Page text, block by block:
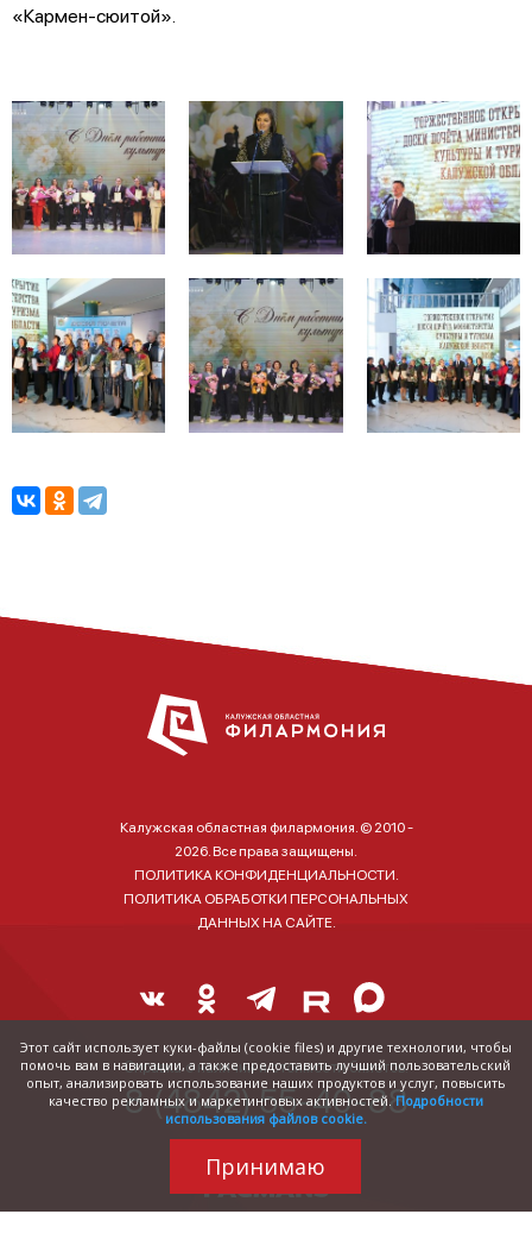
«Кармен-сюитой».
Калужская областная филармония. © 2010 -
2026. Все права защищены.
ПОЛИТИКА КОНФИДЕНЦИАЛЬНОСТИ.
ПОЛИТИКА ОБРАБОТКИ ПЕРСОНАЛЬНЫХ
ДАННЫХ НА САЙТЕ.
Справка о наличии и стоимости билетов:
8 (4842) 55-40-88
Этот сайт использует куки-файлы (cookie files) и другие технологии, чтобы
помочь вам в навигации, а также предоставить лучший пользовательский
опыт, анализировать использование наших продуктов и услуг, повысить
качество рекламных и маркетинговых активностей. Подробности
использования файлов cookie.
Принимаю